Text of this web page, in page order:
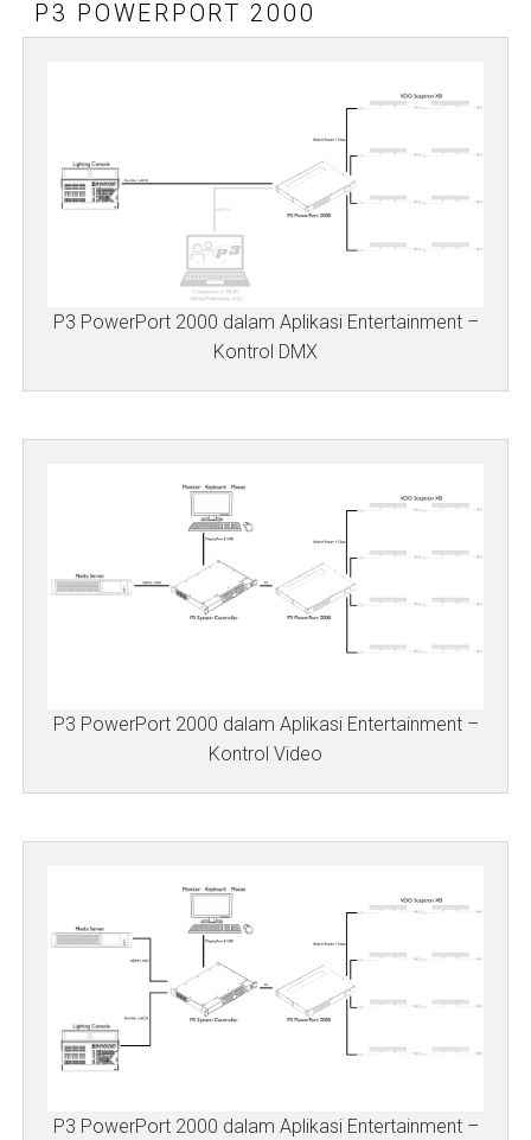
P3 POWERPORT 2000
P3 PowerPort 2000 dalam Aplikasi Entertainment –
Kontrol DMX
P3 PowerPort 2000 dalam Aplikasi Entertainment –
Kontrol Video
P3 PowerPort 2000 dalam Aplikasi Entertainment –